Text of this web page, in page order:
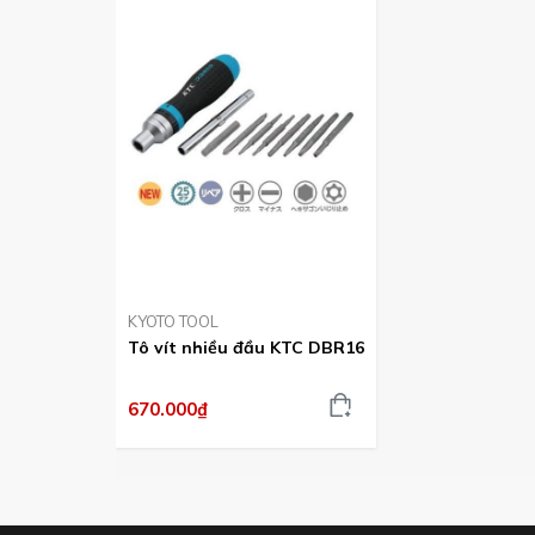
DBR14 thì có các mũi hoa thị
KYOTO TOOL
Tô vít nhiều đầu KTC DBR16
670.000₫